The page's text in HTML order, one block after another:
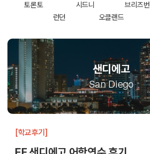
토론토
시드니 브리즈번
런던
오클랜드
샌디에고
San Diego
[학교후기]